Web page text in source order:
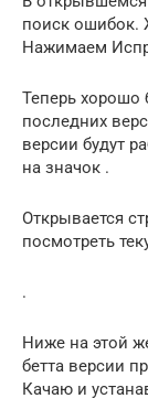
поиск ошибок.
Нажимаем
Теперь
последних
версии будут
на значок .
Открывается
посмотреть
.
Ниже на этой
бетта версии
Качаю и